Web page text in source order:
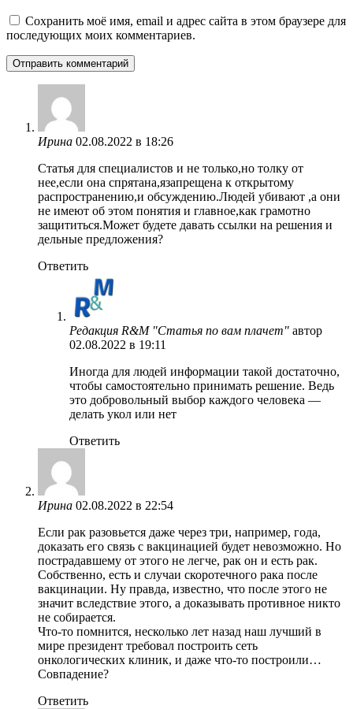
Сохранить моё имя, email и адрес сайта в этом браузере для
последующих моих комментариев.
Ирина 02.08.2022 в 18:26
Статья для специалистов и не только,но толку от
нее,если она спрятана,язапрещена к открытому
распространению,и обсуждению.Людей убивают ,а они
не имеют об этом понятия и главное,как грамотно
защититься.Может будете давать ссылки на решения и
дельные предложения?
Ответить
Редакция R&M "Статья по вам плачет" автор
02.08.2022 в 19:11
Иногда для людей информации такой достаточно,
чтобы самостоятельно принимать решение. Ведь
это добровольный выбор каждого человека —
делать укол или нет
Ответить
Ирина 02.08.2022 в 22:54
Если рак разовьется даже через три, например, года,
доказать его связь с вакцинацией будет невозможно. Но
пострадавшему от этого не легче, рак он и есть рак.
Собственно, есть и случаи скоротечного рака после
вакцинации. Ну правда, известно, что после этого не
значит вследствие этого, а доказывать противное никто
не собирается.
Что-то помнится, несколько лет назад наш лучший в
мире президент требовал построить сеть
онкологических клиник, и даже что-то построили…
Совпадение?
Ответить